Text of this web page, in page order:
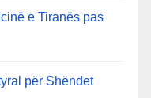
e Tiranës pas
për Shëndet